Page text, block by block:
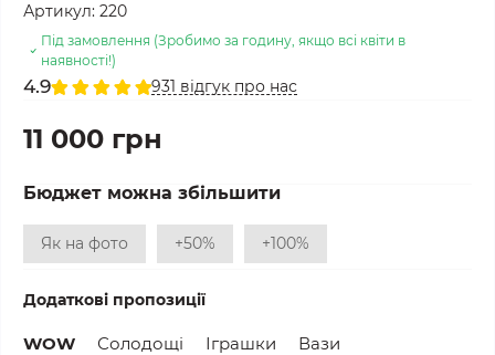
Артикул: 220
Під замовлення (Зробимо за годину, якщо всі квіти в
наявності!)
4.9 931 відгук про нас
11 000 грн
Бюджет можна збільшити
Як на фото +50% +100%
Додаткові пропозиції
WOW Солодощі Іграшки Вази